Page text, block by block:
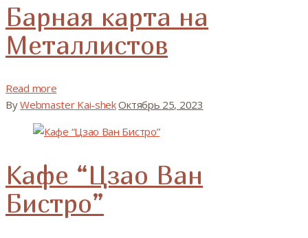
Барная карта на
Металлистов
Read more
ByWebmaster Kai-shekОктябрь 25, 2023
Кафе “Цзао Ван
Бистро”